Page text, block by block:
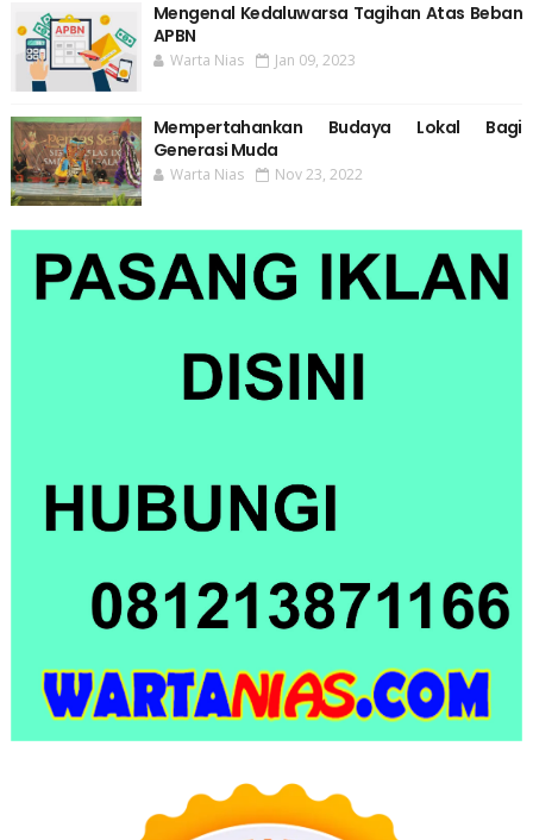
Mengenal Kedaluwarsa Tagihan Atas Beban
APBN
Warta Nias Jan 09, 2023
Mempertahankan Budaya Lokal Bagi
Generasi Muda
Warta Nias Nov 23, 2022